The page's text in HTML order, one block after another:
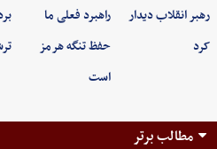
رهبر انقلاب دیدار
کرد
راهبرد فعلی ما
حفظ تنگه هرمز
است
مطالب برتر